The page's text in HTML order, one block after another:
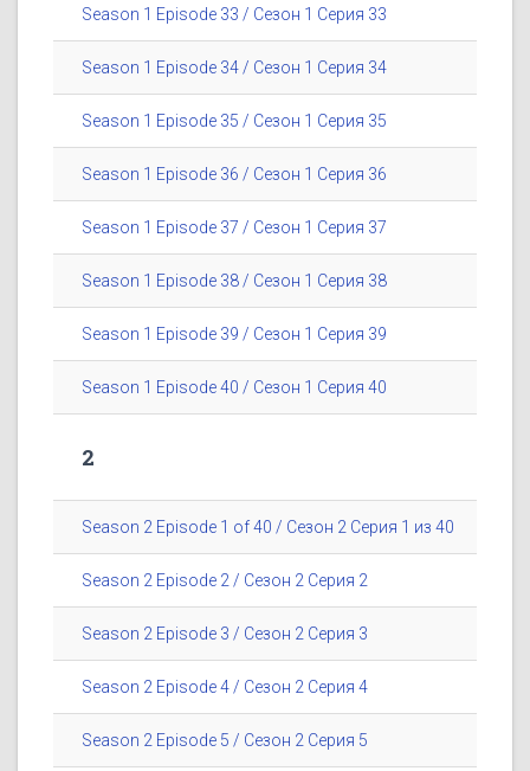
Season 1 Episode 33 / Сезон 1 Серия 33
Season 1 Episode 34 / Сезон 1 Серия 34
Season 1 Episode 35 / Сезон 1 Серия 35
Season 1 Episode 36 / Сезон 1 Серия 36
Season 1 Episode 37 / Сезон 1 Серия 37
Season 1 Episode 38 / Сезон 1 Серия 38
Season 1 Episode 39 / Сезон 1 Серия 39
Season 1 Episode 40 / Сезон 1 Серия 40
2
Season 2 Episode 1 of 40 / Сезон 2 Серия 1 из 40
Season 2 Episode 2 / Сезон 2 Серия 2
Season 2 Episode 3 / Сезон 2 Серия 3
Season 2 Episode 4 / Сезон 2 Серия 4
Season 2 Episode 5 / Сезон 2 Серия 5